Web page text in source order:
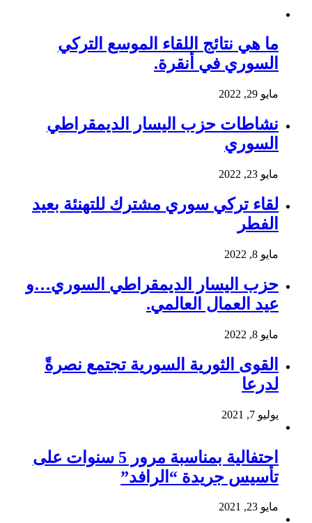
ما هي نتائج اللقاء الموسع التركي
السوري في أنقرة.
مايو 29, 2022
نشاطات حزب اليسار الديمقراطي
السوري
مايو 23, 2022
لقاء تركي سوري مشترك للتهنئة بعيد
الفطر
مايو 8, 2022
حزب اليسار الديمقراطي السوري…و
عيد العمال العالمي.
مايو 8, 2022
القوى الثورية السورية تجتمع نصرةً
لدرعا
يوليو 7, 2021
احتفالية بمناسبة مرور 5 سنوات على
تأسيس جريدة “الرافد”
مايو 23, 2021